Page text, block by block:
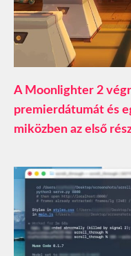
A Moonlighter 2
premierdátumát és
miközben az első